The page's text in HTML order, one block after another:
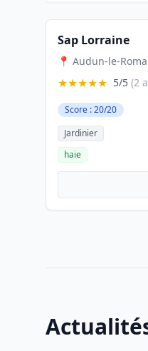
Sap Lorraine
📍 Audun-le-
★★★★★ 5/5 (2
Score : 20/20
Jardinier
haie